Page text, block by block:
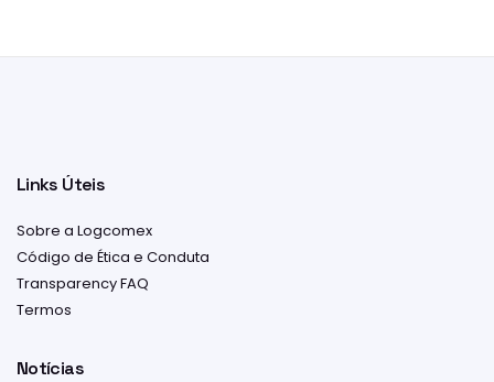
Links Úteis
Sobre a Logcomex
Código de Ética e Conduta
Transparency FAQ
Termos
Notícias